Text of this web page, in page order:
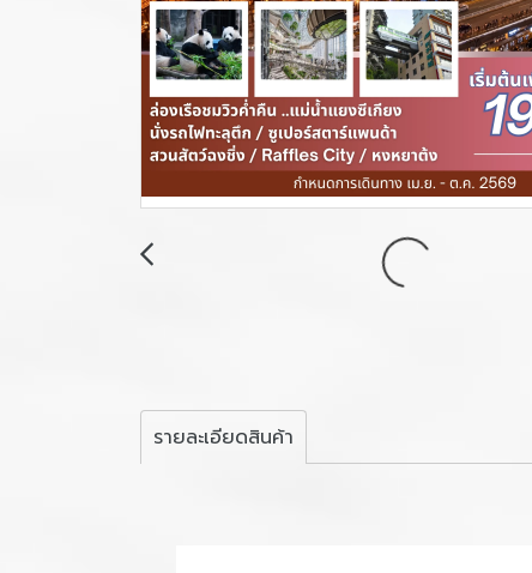
รายละเอียดสินค้า